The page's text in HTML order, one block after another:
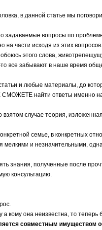
в данной статье мы
вопросы по
на части исходя из этих вопросов.
этого слова,
все забывают в наше время
и любые материалы, до
СМОЖЕТЕ найти ответы именно
случае теория,
семье, в конкретных
мелкими и незначительными,
полученные после
консультацию.
она неизвестна, то теперь
совместным имуществом